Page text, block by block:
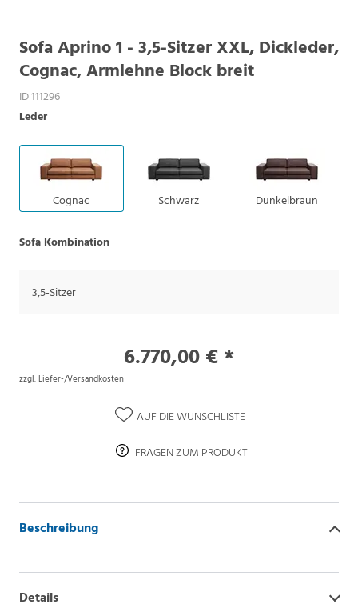
Sofa Aprino 1 - 3,5-Sitzer XXL, Dickleder,
Cognac, Armlehne Block breit
ID 111296
Leder
Cognac Schwarz Dunkelbraun
Sofa Kombination
3,5-Sitzer
6.770,00 € *
zzgl. Liefer-/Versandkosten
AUF DIE WUNSCHLISTE
FRAGEN ZUM PRODUKT
Beschreibung
Details